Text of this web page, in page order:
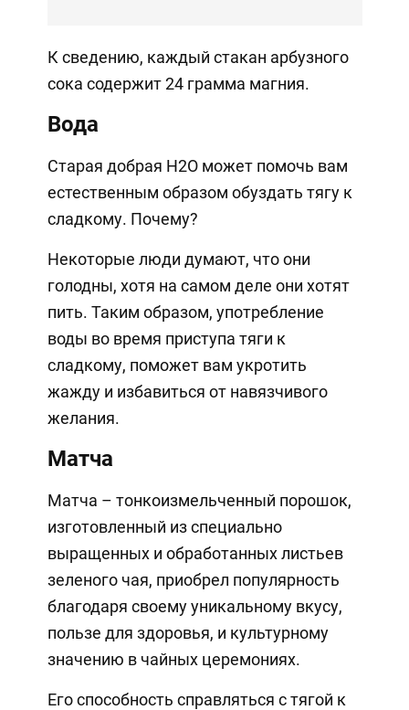
К сведению, каждый стакан арбузного
сока содержит 24 грамма магния.
Вода
Старая добрая H2O может помочь вам
естественным образом обуздать тягу к
сладкому. Почему?
Некоторые люди думают, что они
голодны, хотя на самом деле они хотят
пить. Таким образом, употребление
воды во время приступа тяги к
сладкому, поможет вам укротить
жажду и избавиться от навязчивого
желания.
Матча
Матча – тонкоизмельченный порошок,
изготовленный из специально
выращенных и обработанных листьев
зеленого чая, приобрел популярность
благодаря своему уникальному вкусу,
пользе для здоровья, и культурному
значению в чайных церемониях.
Его способность справляться с тягой к